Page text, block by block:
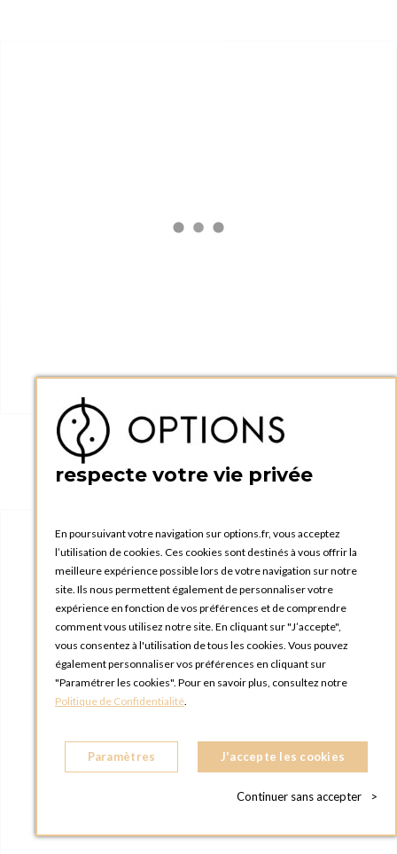
Conte de fée moderne
respecte votre vie privée
En poursuivant votre navigation sur options.fr, vous acceptez
l’utilisation de cookies. Ces cookies sont destinés à vous offrir la
meilleure expérience possible lors de votre navigation sur notre
site. Ils nous permettent également de personnaliser votre
expérience en fonction de vos préférences et de comprendre
comment vous utilisez notre site. En cliquant sur "J’accepte",
vous consentez à l'utilisation de tous les cookies. Vous pouvez
également personnaliser vos préférences en cliquant sur
"Paramétrer les cookies". Pour en savoir plus, consultez notre
Politique de Confidentialité.
Paramètres J'accepte les cookies
Continuer sans accepter >